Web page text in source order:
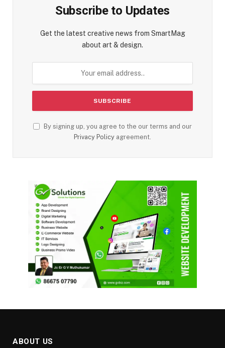
Subscribe to Updates
Get the latest creative news from SmartMag
about art & design.
By signing up, you agree to the our terms and our
Privacy Policy agreement.
ABOUT US